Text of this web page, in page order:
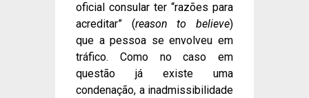
oficial consular ter “razões para
acreditar” (reason to believe)
que a pessoa se envolveu em
tráfico. Como no caso em
questão já existe uma
condenação, a inadmissibilidade